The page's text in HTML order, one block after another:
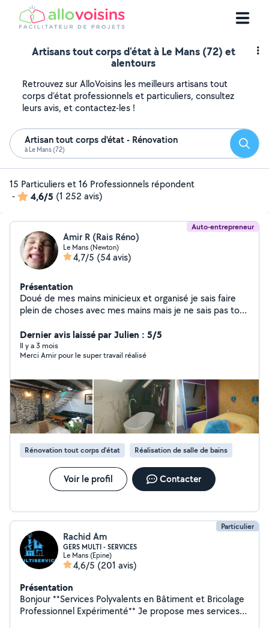
Artisans tout corps d'état à Le Mans (72) et
alentours
Retrouvez sur AlloVoisins les meilleurs artisans tout
corps d'état professionnels et particuliers, consultez
leurs avis, et contactez-les !
Artisan tout corps d'état - Rénovation
à Le Mans (72)
15 Particuliers et 16 Professionnels répondent
-
4,6/5 (1 252 avis)
Auto-entrepreneur
Amir R (Rais Réno)
Le Mans (Newton)
4,7/5 (54 avis)
Présentation
Doué de mes mains minicieux et organisé je sais faire
plein de choses avec mes mains mais je ne sais pas tout
Dernier avis laissé par Julien : 5/5
Il y a 3 mois
Merci Amir pour le super travail réalisé
Rénovation tout corps d’état Réalisation de salle de bains
Voir le profil Contacter
Particulier
Rachid Am
GERS MULTI - SERVICES
Le Mans (Epine)
4,6/5 (201 avis)
Présentation
Bonjour **Services Polyvalents en Bâtiment et Bricolage
Professionnel Expérimenté** Je propose mes services